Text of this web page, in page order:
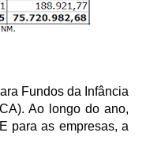
Fundos da Infância
Ao longo do ano,
para as empresas, a